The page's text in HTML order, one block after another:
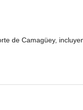
de Camagüey,